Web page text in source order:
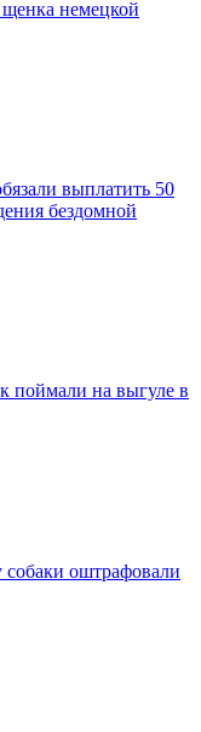
немецкой
выплатить 50
бездомной
поймали на выгуле в
собаки оштрафовали